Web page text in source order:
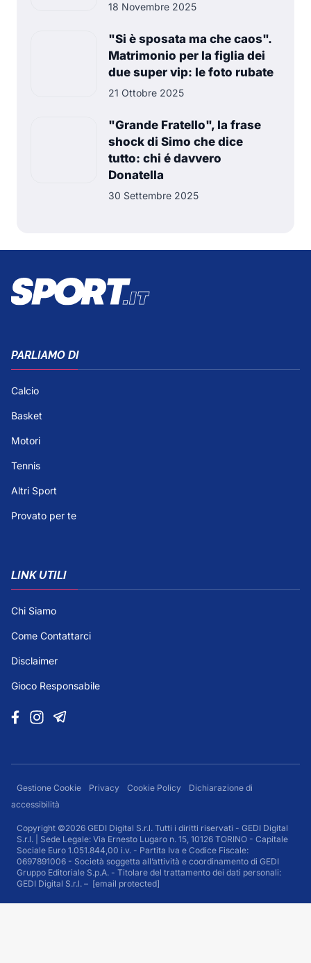
18 Novembre 2025
"Si è sposata ma che caos".
Matrimonio per la figlia dei
due super vip: le foto rubate
21 Ottobre 2025
"Grande Fratello", la frase
shock di Simo che dice
tutto: chi é davvero
Donatella
30 Settembre 2025
PARLIAMO DI
Calcio
Basket
Motori
Tennis
Altri Sport
Provato per te
LINK UTILI
Chi Siamo
Come Contattarci
Disclaimer
Gioco Responsabile
Gestione Cookie Privacy Cookie Policy
Dichiarazione di
accessibilità
Copyright ©2026 GEDI Digital S.r.l. Tutti i diritti riservati - GEDI Digital
S.r.l. | Sede Legale: Via Ernesto Lugaro n. 15, 10126 TORINO - Capitale
Sociale Euro 1.051.844,00 i.v. - Partita Iva e Codice Fiscale:
0697891006 - Società soggetta all’attività e coordinamento di GEDI
Gruppo Editoriale S.p.A. - Titolare del trattamento dei dati personali:
GEDI Digital S.r.l. – [email protected]